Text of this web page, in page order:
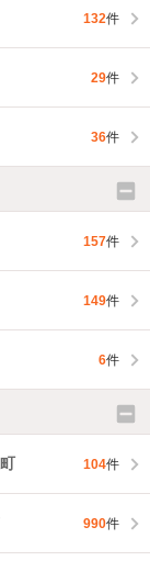
132件
29件
36件
157件
149件
6件
104件
990件